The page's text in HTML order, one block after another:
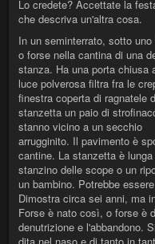
Lo credete? Accettate la
che descriva un'altra cosa.
In un seminterrato, sotto
o forse nella cantina di una
stanza. Ha una porta chiusa
luce polverosa filtra fra le
finestra coperta di ragnatele
stanzetta un paio di
stanno vicino a un secchio
arrugginito. Il pavimento è
cantine. La stanzetta è
stanzino delle scope o un
un bambino. Potrebbe
Dimostra circa sei anni, ma
Forse è nato così, o forse è
denutrizione e l'abbandono.